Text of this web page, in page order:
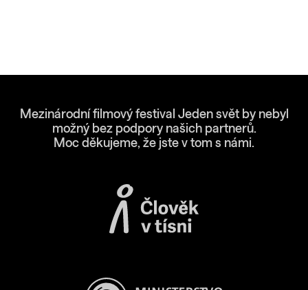
Mezinárodní filmový festival Jeden svět by nebyl
možný bez podpory našich partnerů.
Moc děkujeme, že jste v tom s námi.